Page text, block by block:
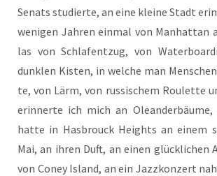
Senats stu­dier­te, an eine klei­ne Stadt
weni­gen Jah­ren ein­mal von Man­hat­tan
las von Schlaf­ent­zug, von
dunk­len Kis­ten, in wel­che man
te, von Lärm, von rus­si­schem Rou­lette
erin­ner­te ich mich an Ole­an­der­bäu­me,
hat­te in Has­b­rouck Heights an einem
Mai, an ihren Duft, an einen glück­li­chen
von Coney Island, an ein Jazz­kon­zert